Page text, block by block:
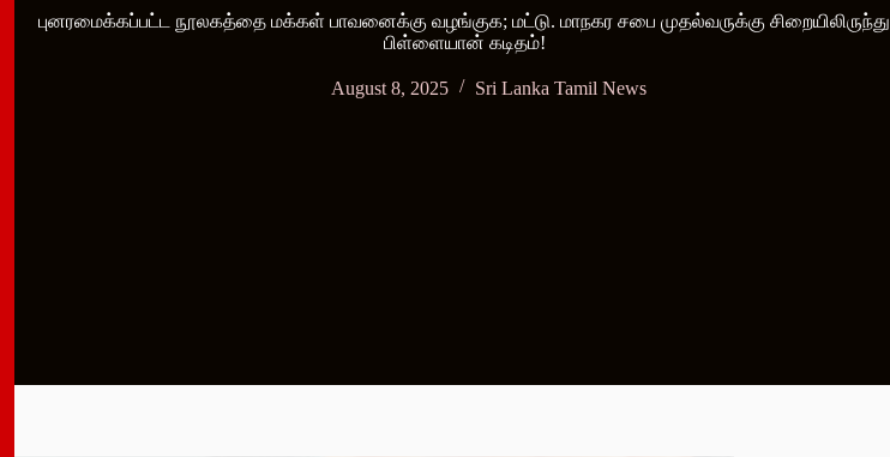
புனரமைக்கப்பட்ட நூலகத்தை மக்கள் பாவனைக்கு வழங்குக; மட்டு. மாநகர சபை முதல்வருக்கு சிறையிலிருந்து
பிள்ளையான் கடிதம்!
August 8, 2025 Sri Lanka Tamil News